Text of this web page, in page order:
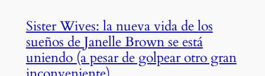
Sister Wives: la nueva vida de los
sueños de Janelle Brown se está
uniendo (a pesar de golpear otro gran